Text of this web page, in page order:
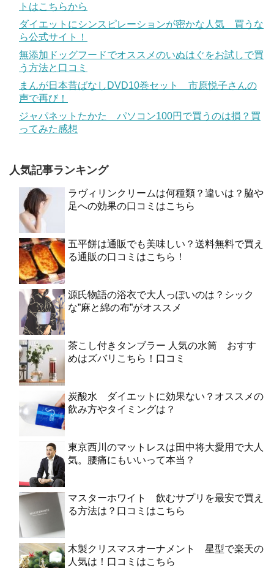
トはこちらから
ダイエットにシンスピレーションが密かな人気 買うな
ら公式サイト！
無添加ドッグフードでオススメのいぬはぐをお試しで買
う方法と口コミ
まんが日本昔ばなしDVD10巻セット 市原悦子さんの
声で再び！
ジャパネットたかた パソコン100円で買うのは損？買
ってみた感想
人気記事ランキング
ラヴィリンクリームは何種類？違いは？脇や
足への効果の口コミはこちら
五平餅は通販でも美味しい？送料無料で買え
る通販の口コミはこちら！
源氏物語の浴衣で大人っぽいのは？シック
な”麻と綿の布”がオススメ
茶こし付きタンブラー 人気の水筒 おすす
めはズバリこちら！口コミ
炭酸水 ダイエットに効果ない？オススメの
飲み方やタイミングは？
東京西川のマットレスは田中将大愛用で大人
気。腰痛にもいいって本当？
マスターホワイト 飲むサプリを最安で買え
る方法は？口コミはこちら
木製クリスマスオーナメント 星型で楽天の
人気は！口コミはこちら